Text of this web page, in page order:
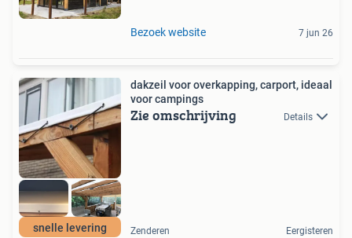
Bezoek website 7 jun 26
snelle levering
dakzeil voor overkapping, carport, ideaal
voor campings
Zie omschrijving Details
Zenderen Eergisteren